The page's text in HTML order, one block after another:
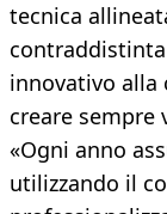
tecnica
innovativo alla
creare sempre
«Ogni anno
utilizzando il